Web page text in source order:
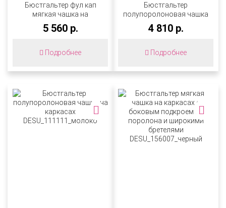
Бюстгальтер фул кап
мягкая чашка на
каркасах с боковым
подкроем и широкими
DESU_137111_молоко
5 560 р.
Подробнее
Бюстгальтер
полупоролоновая чашка
на каркасах с боковым
подкроем
4 810 р.
Подробнее